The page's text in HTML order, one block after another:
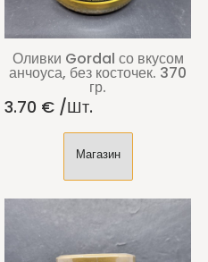
Оливки Gordal со вкусом
анчоуса, без косточек. 370
гр.
3.70 € /шт.
Магазин